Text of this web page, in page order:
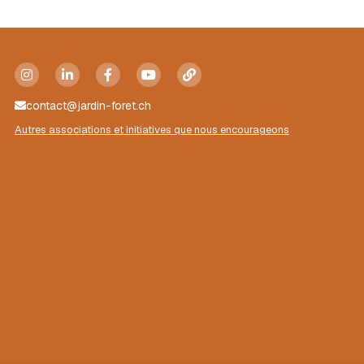
Mise en lien
Ils parlent de nous
Contact
contact@jardin-foret.ch
Autres associations et initiatives que nous encourageons